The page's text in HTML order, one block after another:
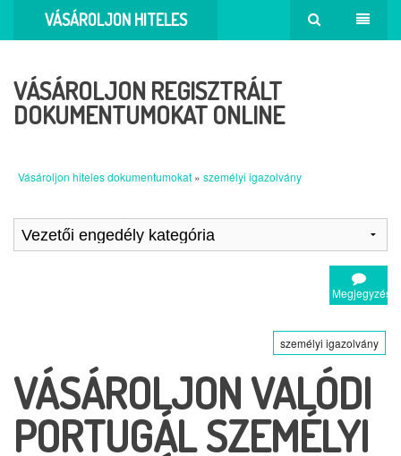
VÁSÁROLJON HITELES
VÁSÁROLJON REGISZTRÁLT
DOKUMENTUMOKAT ONLINE
Vásároljon hiteles dokumentumokat » személyi igazolvány
Megjegyzés
személyi igazolvány
VÁSÁROLJON VALÓDI
PORTUGÁL SZEMÉLYI